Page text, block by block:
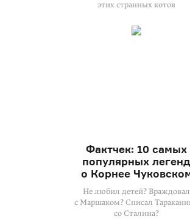
этих странных котов
Фактчек: 10 самых
популярных легенд
о Корнее
Не любил детей? Враждовал
с Маршаком? Списал
со Сталина?